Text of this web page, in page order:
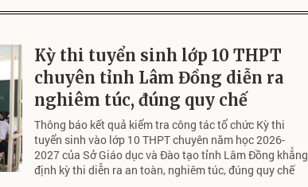
Kỳ thi tuyển sinh lớp 10 THPT
chuyên tỉnh Lâm Đồng diễn ra
nghiêm túc, đúng quy chế
Thông báo kết quả kiểm tra công tác tổ chức Kỳ thi
tuyển sinh vào lớp 10 THPT chuyên năm học 2026-
2027 của Sở Giáo dục và Đào tạo tỉnh Lâm Đồng khẳng
định kỳ thi diễn ra an toàn, nghiêm túc, đúng quy chế